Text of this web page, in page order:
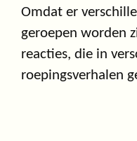
Omdat er
geroepen worden
reacties, die in
roepingsverhalen